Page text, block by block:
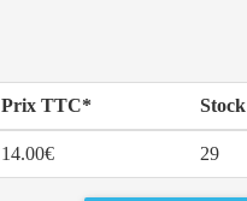
Prix TTC* Stock
14.00€ 29